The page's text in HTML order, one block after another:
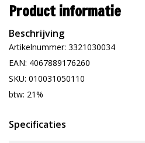
Product informatie
Beschrijving
Artikelnummer: 3321030034
EAN: 4067889176260
SKU: 010031050110
btw: 21%
Specificaties